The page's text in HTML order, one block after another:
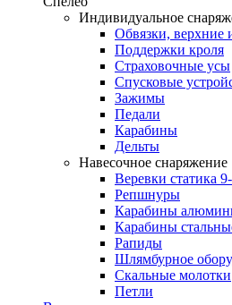
Индивидуальное
Обвязки, верхние
Поддержки кроля
Страховочные усы
Спусковые
Зажимы
Педали
Карабины
Дельты
Навесочное снаряжение
Веревки статика
Репшнуры
Карабины
Карабины
Рапиды
Шлямбурное
Скальные молотки
Петли